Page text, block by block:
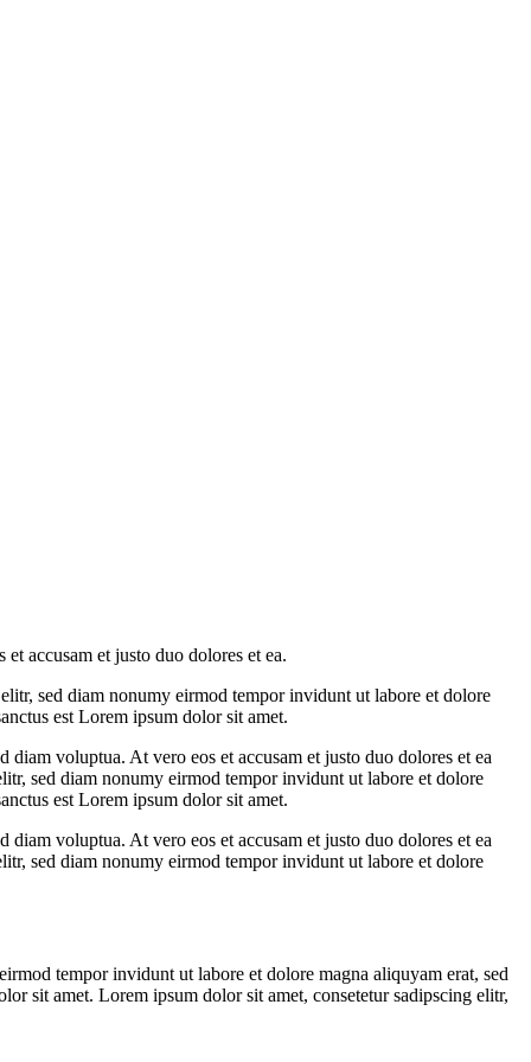
accusam et justo duo dolores et ea.
sed diam nonumy eirmod tempor invidunt ut labore et dolore
est Lorem ipsum dolor sit amet.
voluptua. At vero eos et accusam et justo duo dolores et ea
sed diam nonumy eirmod tempor invidunt ut labore et dolore
est Lorem ipsum dolor sit amet.
voluptua. At vero eos et accusam et justo duo dolores et ea
sed diam nonumy eirmod tempor invidunt ut labore et dolore
tempor invidunt ut labore et dolore magna aliquyam erat, sed
sit amet. Lorem ipsum dolor sit amet, consetetur sadipscing elitr,